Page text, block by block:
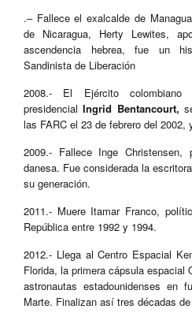
.– Fallece el exalcalde de
de Nicaragua, Herty Lewites,
ascendencia hebrea, fue un
Sandinista de Liberación
2008.- El Ejército
presidencialIngrid Bentancourt,
las FARC el 23 de febrero del 2002,
2009.- Fallece Inge
danesa. Fue considerada la
su generación.
2011.- Muere Itamar Franco,
República entre 1992 y 1994.
2012.- Llega al Centro Espacial
Florida, la primera cápsula espacial
astronautas estadounidenses en
Marte. Finalizan así tres décadas